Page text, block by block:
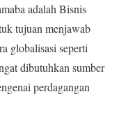
adalah Bisnis
tujuan menjawab
globalisasi seperti
dibutuhkan sumber
perdagangan